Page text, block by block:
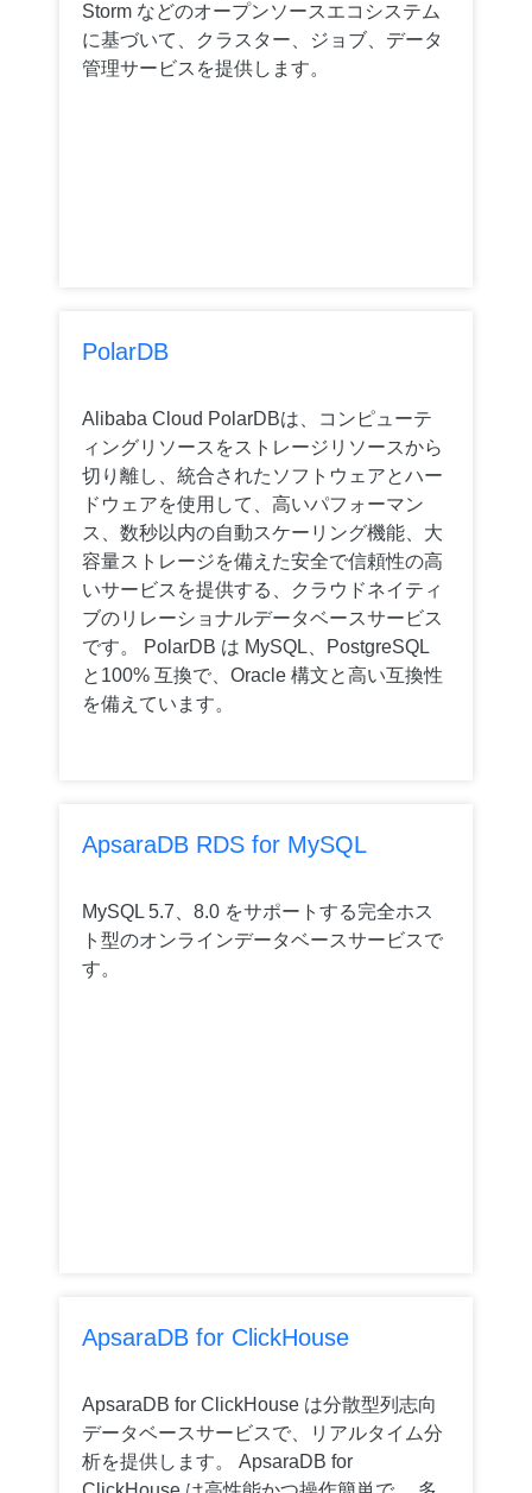
Storm などのオープンソースエコシステム
に基づいて、クラスター、ジョブ、データ
管理サービスを提供します。
PolarDB
Alibaba Cloud PolarDBは、コンピューテ
ィングリソースをストレージリソースから
切り離し、統合されたソフトウェアとハー
ドウェアを使用して、高いパフォーマン
ス、数秒以内の自動スケーリング機能、大
容量ストレージを備えた安全で信頼性の高
いサービスを提供する、クラウドネイティ
ブのリレーショナルデータベースサービス
です。 PolarDB は MySQL、PostgreSQL
と100% 互換で、Oracle 構文と高い互換性
を備えています。
ApsaraDB RDS for MySQL
MySQL 5.7、8.0 をサポートする完全ホス
ト型のオンラインデータベースサービスで
す。
ApsaraDB for ClickHouse
ApsaraDB for ClickHouse は分散型列志向
データベースサービスで、リアルタイム分
析を提供します。 ApsaraDB for